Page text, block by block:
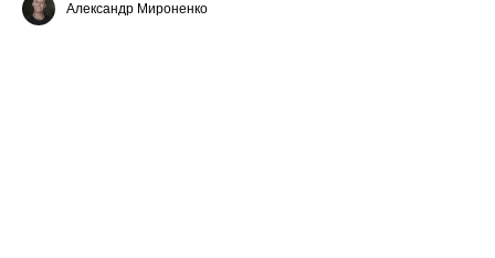
Александр Мироненко